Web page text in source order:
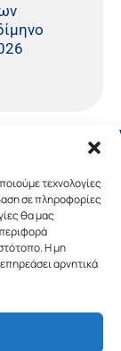
τεχνολογίες
σε πληροφορίες
θα μας
Η μη
αρνητικά